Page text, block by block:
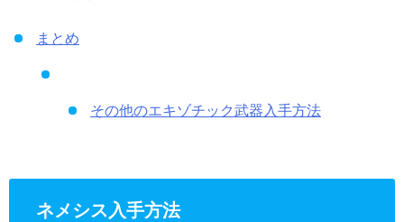
まとめ
その他のエキゾチック武器入手方法
ネメシス入手方法